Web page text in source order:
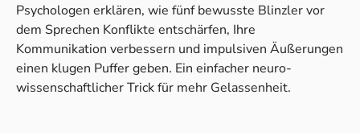
Psychologen erklären, wie fünf bewusste Blinzler vor
dem Sprechen Konflikte entschärfen, Ihre
Kommunikation verbessern und impulsiven Äußerungen
einen klugen Puffer geben. Ein einfacher neuro-
wissenschaftlicher Trick für mehr Gelassenheit.